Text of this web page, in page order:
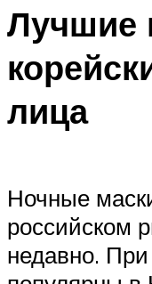
Лучшие
лица
Ночные
российском
недавно.